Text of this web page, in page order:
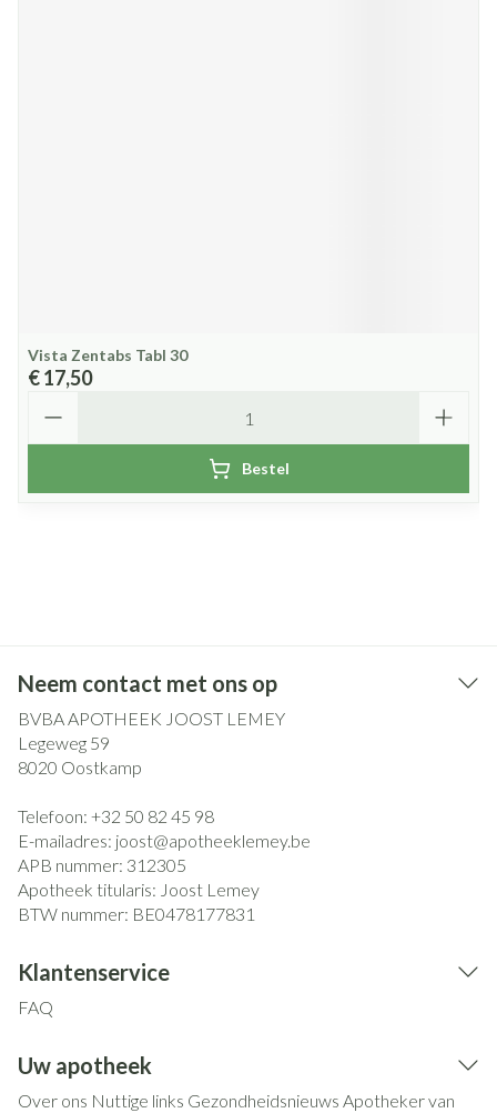
Vista Zentabs Tabl 30
€ 17,50
Bestel
Neem contact met ons op
BVBA APOTHEEK JOOST LEMEY
Legeweg 59
8020 Oostkamp
Telefoon: +32 50 82 45 98
E-mailadres: joost@apotheeklemey.be
APB nummer: 312305
Apotheek titularis: Joost Lemey
BTW nummer: BE0478177831
Klantenservice
FAQ
Uw apotheek
Over ons Nuttige links Gezondheidsnieuws Apotheker van